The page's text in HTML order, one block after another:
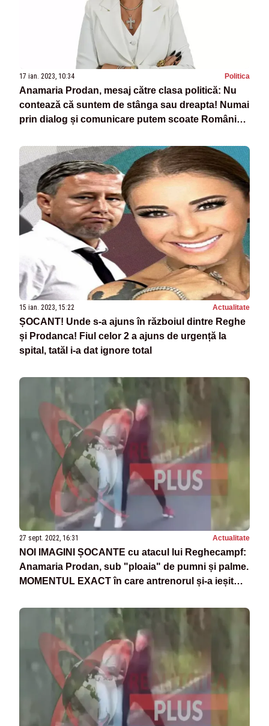
17 ian. 2023, 10:34 Politica
Anamaria Prodan, mesaj către clasa politică: Nu
contează că suntem de stânga sau dreapta! Numai
prin dialog și comunicare putem scoate România
15 ian. 2023, 15:22 Actualitate
ȘOCANT! Unde s-a ajuns în războiul dintre Reghe
și Prodanca! Fiul celor 2 a ajuns de urgență la
spital, tatăl i-a dat ignore total
27 sept. 2022, 16:31 Actualitate
NOI IMAGINI ȘOCANTE cu atacul lui Reghecampf:
Anamaria Prodan, sub "ploaia" de pumni și palme.
MOMENTUL EXACT în care antrenorul și-a ieșit